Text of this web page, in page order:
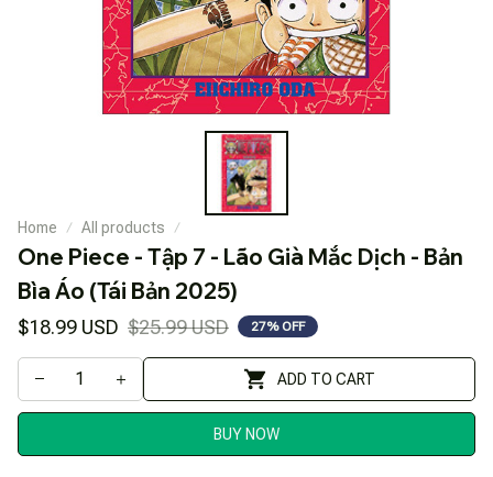
Home All products
One Piece - Tập 7 - Lão Già Mắc Dịch - Bản
Bìa Áo (Tái Bản 2025)
$18.99 USD $25.99 USD 27% OFF
ADD TO CART
BUY NOW